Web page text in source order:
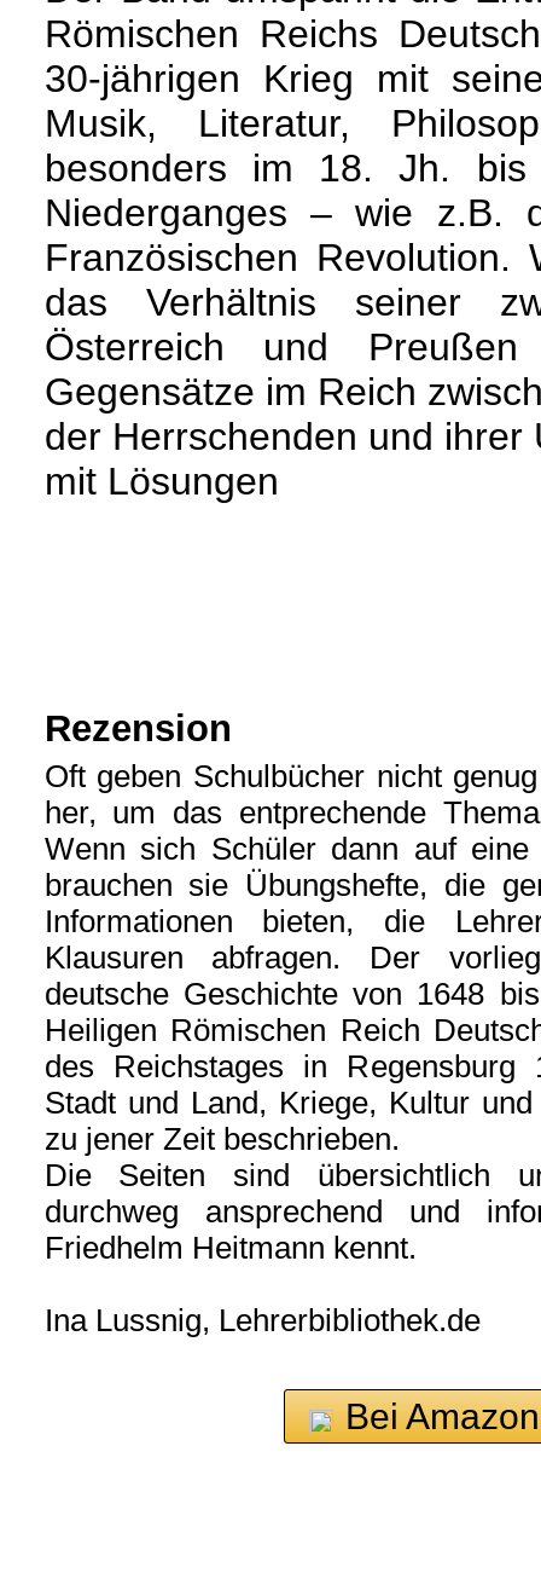
Römischen Reichs
30-jährigen Krieg mit
Musik, Literatur,
besonders im 18. Jh.
Niederganges – wie z.B.
Französischen Revolution.
das Verhältnis seiner
Österreich und
Gegensätze im Reich
der Herrschenden und ihrer
mit Lösungen
Rezension
Oft geben Schulbücher nicht
her, um das entprechende
Wenn sich Schüler dann auf
brauchen sie Übungshefte, die
Informationen bieten, die
Klausuren abfragen. Der
deutsche Geschichte von 1648
Heiligen Römischen Reich
des Reichstages in Regensburg
Stadt und Land, Kriege, Kultur
zu jener Zeit beschrieben.
Die Seiten sind übersichtlich
durchweg ansprechend und
Friedhelm Heitmann kennt.
Ina Lussnig, Lehrerbibliothek.de
Bei